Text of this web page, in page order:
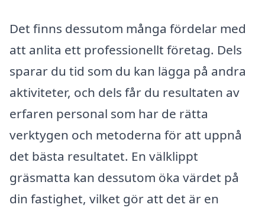
Det finns dessutom många fördelar med
att anlita ett professionellt företag. Dels
sparar du tid som du kan lägga på andra
aktiviteter, och dels får du resultaten av
erfaren personal som har de rätta
verktygen och metoderna för att uppnå
det bästa resultatet. En välklippt
gräsmatta kan dessutom öka värdet på
din fastighet, vilket gör att det är en